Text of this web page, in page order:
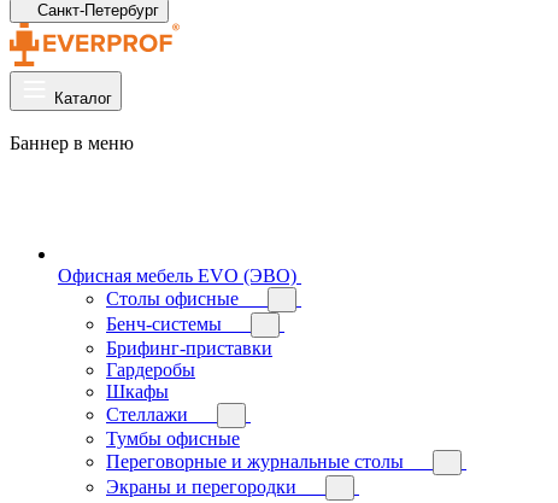
Санкт-Петербург
Каталог
Баннер в меню
Офисная мебель EVO (ЭВО)
Cтолы офисные
Бенч-системы
Брифинг-приставки
Гардеробы
Шкафы
Стеллажи
Тумбы офисные
Переговорные и журнальные столы
Экраны и перегородки